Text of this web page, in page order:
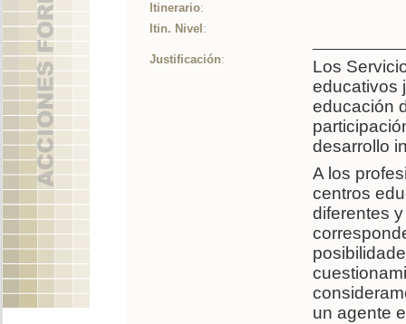
Itinerario:
Itin. Nivel :
Justificación:
Los
educativos
educación
desarrollo
A los
centros
diferentes
un agente